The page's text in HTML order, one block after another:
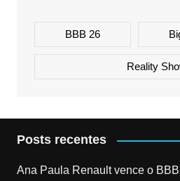
BBB 26
Reality
Posts recentes
Ana Paula Renault vence o